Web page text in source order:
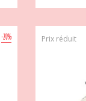
-20% Prix réduit